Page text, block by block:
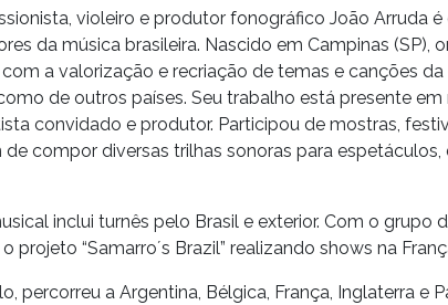
violeiro e produtor fonográfico João Arruda
da música brasileira. Nascido em Campinas (SP),
a valorização e recriação de temas e canções
de outros países. Seu trabalho está presente em
convidado e produtor. Participou de mostras,
de compor diversas trilhas sonoras para
inclui turnês pelo Brasil e exterior. Com o grupo
projeto “Samarro´s Brazil” realizando shows na
percorreu a Argentina, Bélgica, França, Inglaterra e